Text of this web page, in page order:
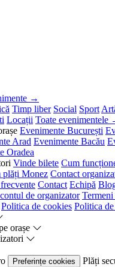
→
Timp liber Social Sport
Locații Toate evenimentele
Evenimente București
Arad Evenimente Bacău
Oradea
Vinde bilete Cum
plăți Monez Contact
Contact Echipă
de organizator
Politica de cookies Politica
orașe
Preferințe cookies Plăți